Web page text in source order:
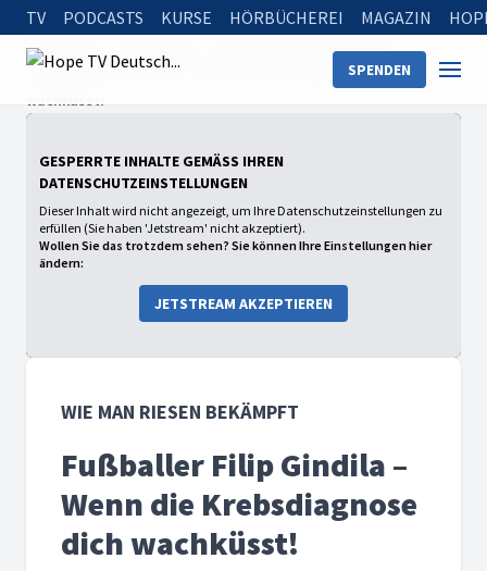
TV PODCASTS KURSE HÖRBÜCHEREI MAGAZIN
SPENDEN
Startseite
Wie man Riesen bekämpft
Fußballer Filip Gindila – Wenn die Krebsdiagnose dich
wachküsst!
GESPERRTE INHALTE GEMÄSS IHREN D
ATENSCHUTZEINSTELLUNGEN
Dieser Inhalt wird nicht angezeigt, um Ihre Datenschutzeinstellungen zu
erfüllen (Sie haben 'Jetstream' nicht akzeptiert).
Wollen Sie das trotzdem sehen? Sie können Ihre Einstellungen hier
ändern:
JETSTREAM AKZEPTIEREN
WIE MAN RIESEN BEKÄMPFT
Fußballer Filip Gindila –
Wenn die Krebsdiagnose
dich wachküsst!